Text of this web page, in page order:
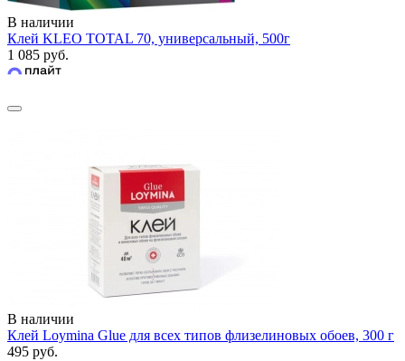
В наличии
Клей KLEO TOTAL 70, универсальный, 500г
1 085 руб.
В наличии
Клей Loymina Glue для всех типов флизелиновых обоев, 300 г
495 руб.